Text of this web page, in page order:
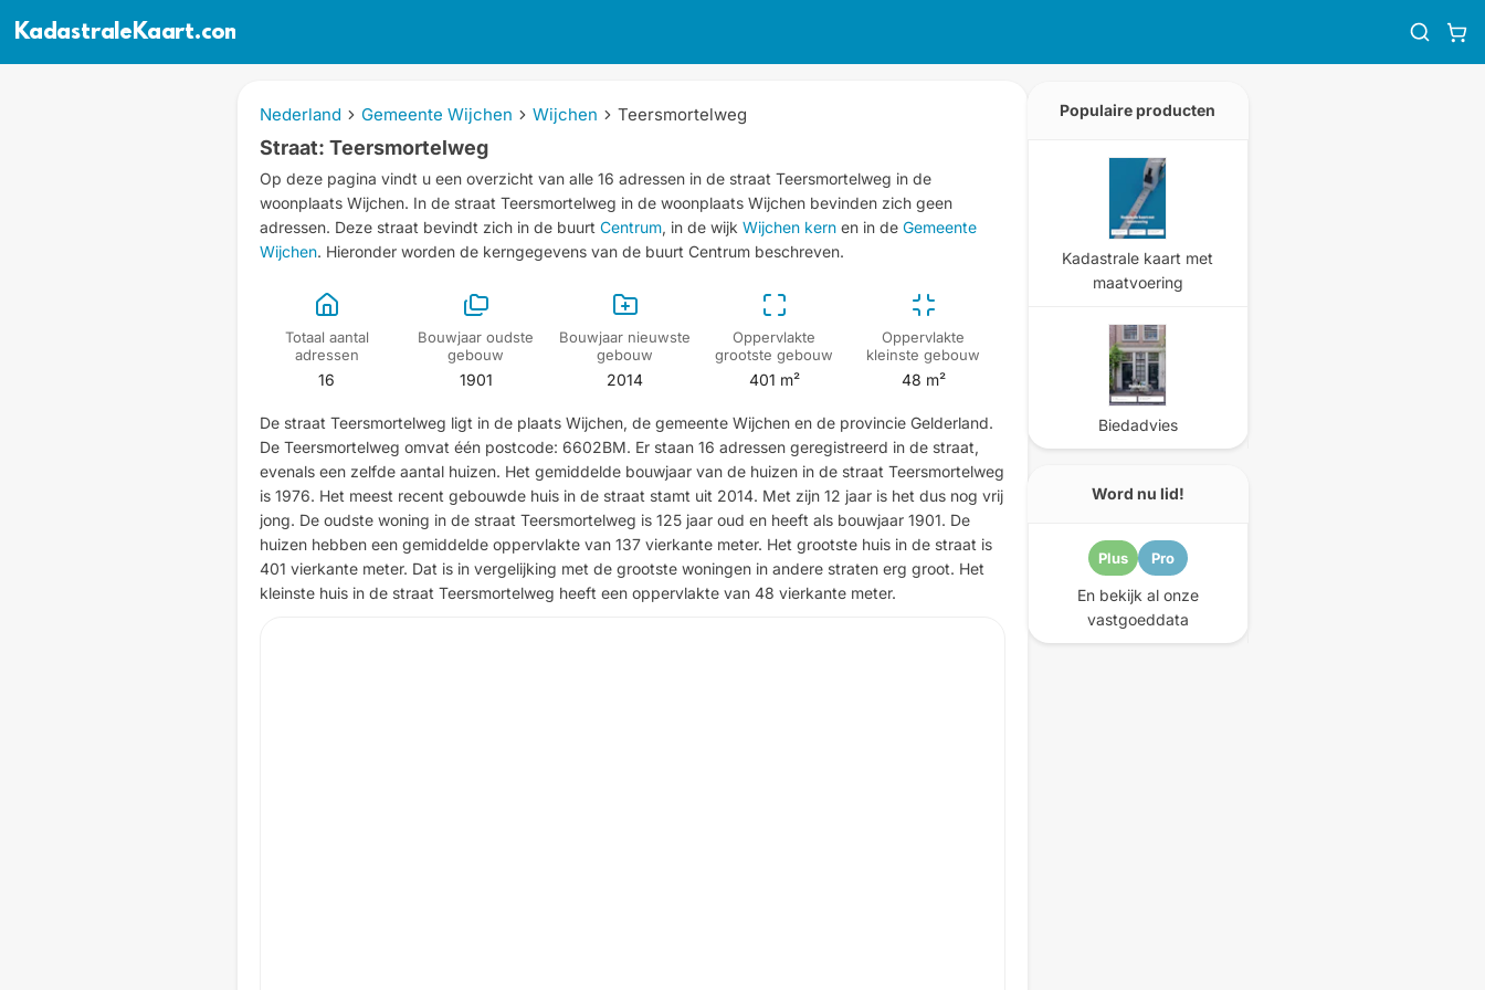
KadastraleKaart.com
Nederland Gemeente Wijchen Wijchen Teersmortelweg
Straat: Teersmortelweg
Op deze pagina vindt u een overzicht van alle 16 adressen in de straat Teersmortelweg in de
woonplaats Wijchen. In de straat Teersmortelweg in de woonplaats Wijchen bevinden zich geen
adressen. Deze straat bevindt zich in de buurt Centrum, in de wijk Wijchen kernen in de Gemeente
Wijchen. Hieronder worden de kerngegevens van de buurt Centrum beschreven.
Totaal aantal
adressen
16
Bouwjaar oudste
gebouw
1901
Bouwjaar nieuwste
gebouw
2014
Oppervlakte
grootste gebouw
401 m²
Oppervlakte
kleinste gebouw
48 m²
De straat Teersmortelweg ligt in de plaats Wijchen, de gemeente Wijchen en de provincie Gelderland.
De Teersmortelweg omvat één postcode: 6602BM. Er staan 16 adressen geregistreerd in de straat,
evenals een zelfde aantal huizen. Het gemiddelde bouwjaar van de huizen in de straat Teersmortelweg
is 1976. Het meest recent gebouwde huis in de straat stamt uit 2014. Met zijn 12 jaar is het dus nog vrij
jong. De oudste woning in de straat Teersmortelweg is 125 jaar oud en heeft als bouwjaar 1901. De
huizen hebben een gemiddelde oppervlakte van 137 vierkante meter. Het grootste huis in de straat is
401 vierkante meter. Dat is in vergelijking met de grootste woningen in andere straten erg groot. Het
kleinste huis in de straat Teersmortelweg heeft een oppervlakte van 48 vierkante meter.
Populaire producten
Kadastrale kaart met
maatvoering
Biedadvies
Word nu lid!
Plus Pro
En bekijk al onze
vastgoeddata